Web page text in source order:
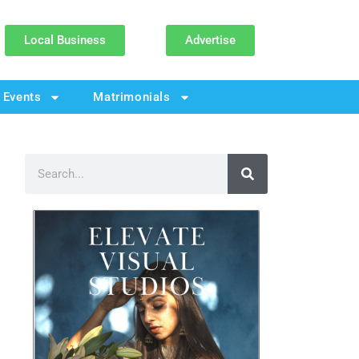
Local Business Advertise
Events Matrimonials